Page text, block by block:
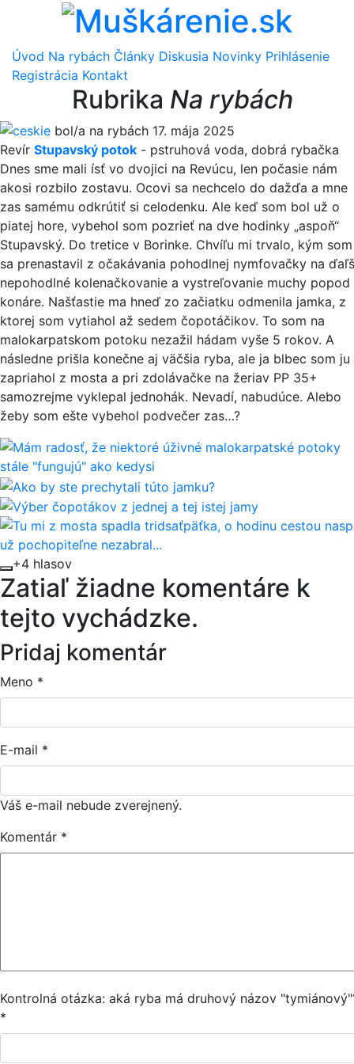
Úvod Na rybách Články Diskusia Novinky Prihlásenie
Registrácia Kontakt
Rubrika Na rybách
ceskie bol/a na rybách 17. mája 2025
Revír Stupavský potok - pstruhová voda, dobrá rybačka
Dnes sme mali ísť vo dvojici na Revúcu, len počasie nám
akosi rozbilo zostavu. Ocovi sa nechcelo do dažďa a mne
zas samému odkrútiť si celodenku. Ale keď som bol už o
piatej hore, vybehol som pozrieť na dve hodinky „aspoň“
Stupavský. Do tretice v Borinke. Chvíľu mi trvalo, kým som
sa prenastavil z očakávania pohodlnej nymfovačky na
nepohodlné kolenačkovanie a vystreľovanie muchy popod
konáre. Našťastie ma hneď zo začiatku odmenila jamka, z
ktorej som vytiahol až sedem čopotáčikov. To som na
malokarpatskom potoku nezažil hádam vyše 5 rokov. A
následne prišla konečne aj väčšia ryba, ale ja blbec som ju
zapriahol z mosta a pri zdolávačke na žeriav PP 35+
samozrejme vyklepal jednohák. Nevadí, nabudúce. Alebo
žeby som ešte vybehol podvečer zas…?
+4 hlasov
Zatiaľ žiadne komentáre k
tejto vychádzke.
Pridaj komentár
Meno *
E-mail *
Váš e-mail nebude zverejnený.
Komentár *
Kontrolná otázka: aká ryba má druhový názov
*